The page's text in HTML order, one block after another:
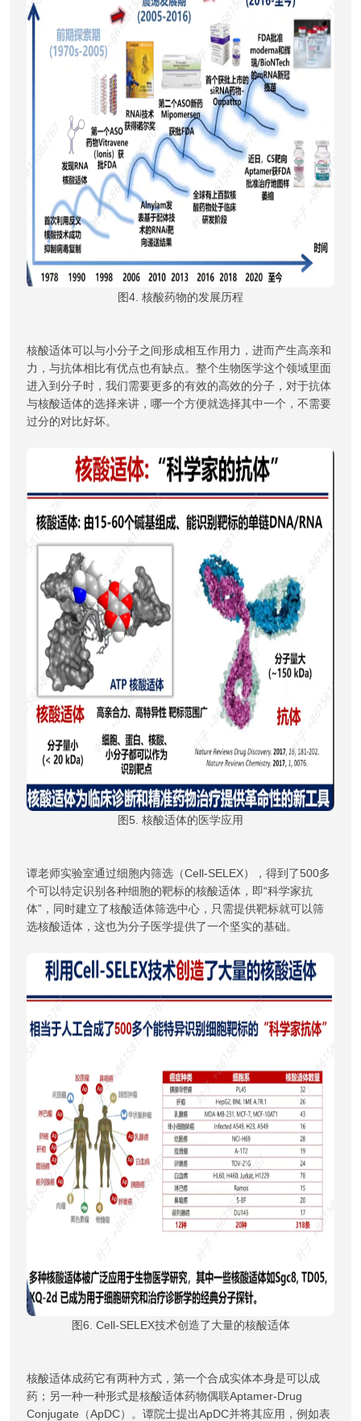
图4. 核酸药物的发展历程
核酸适体可以与小分子之间形成相互作用力，进而产生高亲和
力，与抗体相比有优点也有缺点。整个生物医学这个领域里面
进入到分子时，我们需要更多的有效的高效的分子，对于抗体
与核酸适体的选择来讲，哪一个方便就选择其中一个，不需要
过分的对比好坏。
图5. 核酸适体的医学应用
谭老师实验室通过细胞内筛选（Cell-SELEX），得到了500多
个可以特定识别各种细胞的靶标的核酸适体，即“科学家抗
体”，同时建立了核酸适体筛选中心，只需提供靶标就可以筛
选核酸适体，这也为分子医学提供了一个坚实的基础。
图6. Cell-SELEX技术创造了大量的核酸适体
核酸适体成药它有两种方式，第一个合成实体本身是可以成
药；另一种一种形式是核酸适体药物偶联Aptamer-Drug
Conjugate（ApDC）。谭院士提出ApDC并将其应用，例如表